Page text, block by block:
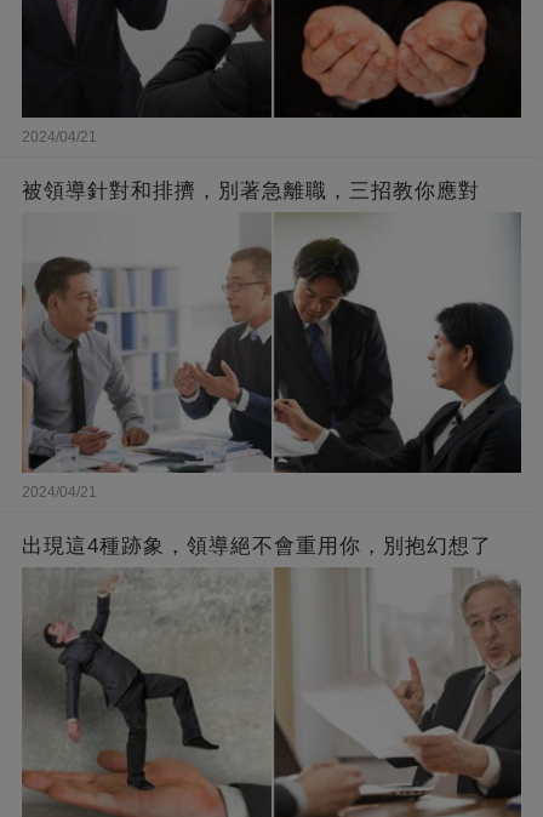
2024/04/21
被領導針對和排擠，別著急離職，三招教你應對
2024/04/21
出現這4種跡象，領導絕不會重用你，別抱幻想了